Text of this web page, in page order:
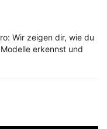
Wir zeigen dir, wie du
erkennst und